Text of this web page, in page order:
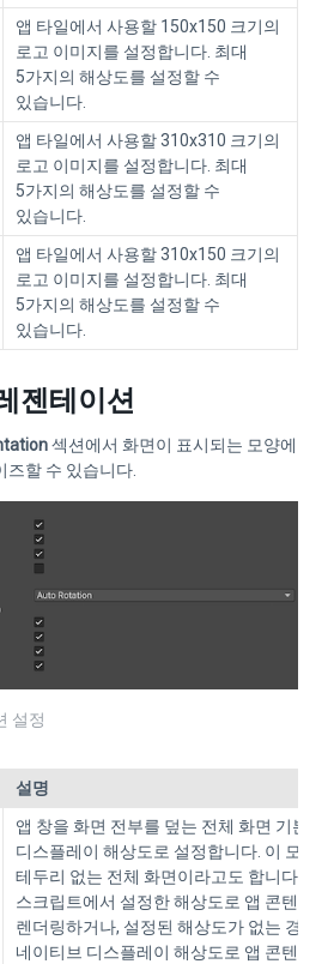
앱 타일에서 사용할 150x150 크기의
로고 이미지를 설정합니다. 최대
5가지의 해상도를 설정할 수
있습니다.
앱 타일에서 사용할 310x310 크기의
로고 이미지를 설정합니다. 최대
5가지의 해상도를 설정할 수
있습니다.
앱 타일에서 사용할 310x150 크기의
로고 이미지를 설정합니다. 최대
5가지의 해상도를 설정할 수
있습니다.
젠테이션
섹션에서 화면이 표시되는 모양에
즈할 수 있습니다.
설정
설명
앱 창을 화면 전부를 덮는 전체 화면 기본
디스플레이 해상도로 설정합니다. 이 모드를
테두리 없는 전체 화면이라고도 합니다.
스크립트에서 설정한 해상도로 앱 콘텐츠를
렌더링하거나, 설정된 해상도가 없는 경우
네이티브 디스플레이 해상도로 앱 콘텐츠를